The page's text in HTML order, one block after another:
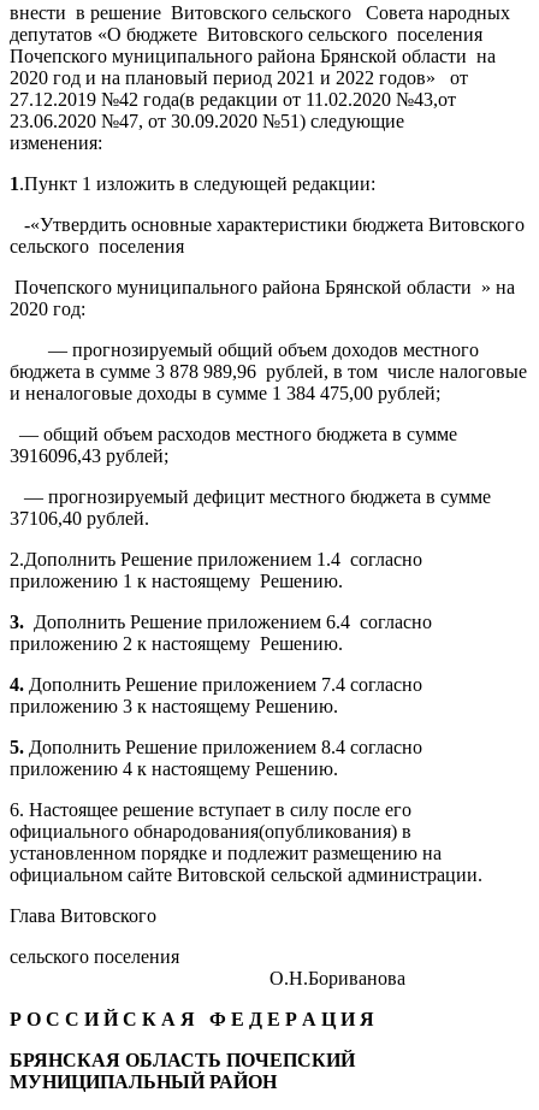
внести в решение Витовского сельского Совета народных
депутатов «О бюджете Витовского сельского поселения
Почепского муниципального района Брянской области на
2020 год и на плановый период 2021 и 2022 годов» от
27.12.2019 №42 года(в редакции от 11.02.2020 №43,от
23.06.2020 №47, от 30.09.2020 №51) следующие
изменения:
1.Пункт 1 изложить в следующей редакции:
-«Утвердить основные характеристики бюджета Витовского
сельского поселения
Почепского муниципального района Брянской области » на
2020 год:
— прогнозируемый общий объем доходов местного
бюджета в сумме 3 878 989,96 рублей, в том числе налоговые
и неналоговые доходы в сумме 1 384 475,00 рублей;
— общий объем расходов местного бюджета в сумме
3916096,43 рублей;
— прогнозируемый дефицит местного бюджета в сумме
37106,40 рублей.
2.Дополнить Решение приложением 1.4 согласно
приложению 1 к настоящему Решению.
3. Дополнить Решение приложением 6.4 согласно
приложению 2 к настоящему Решению.
4. Дополнить Решение приложением 7.4 согласно
приложению 3 к настоящему Решению.
5. Дополнить Решение приложением 8.4 согласно
приложению 4 к настоящему Решению.
6. Настоящее решение вступает в силу после его
официального обнародования(опубликования) в
установленном порядке и подлежит размещению на
официальном сайте Витовской сельской администрации.
Глава Витовского
сельского поселения
Р О С С И Й С К А Я Ф Е Д Е Р А Ц И Я
БРЯНСКАЯ ОБЛАСТЬ ПОЧЕПСКИЙ
МУНИЦИПАЛЬНЫЙ РАЙОН